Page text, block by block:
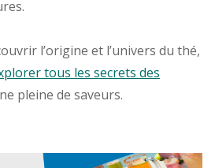
l’origine et l’univers du thé,
tous les secrets des
pleine de saveurs.